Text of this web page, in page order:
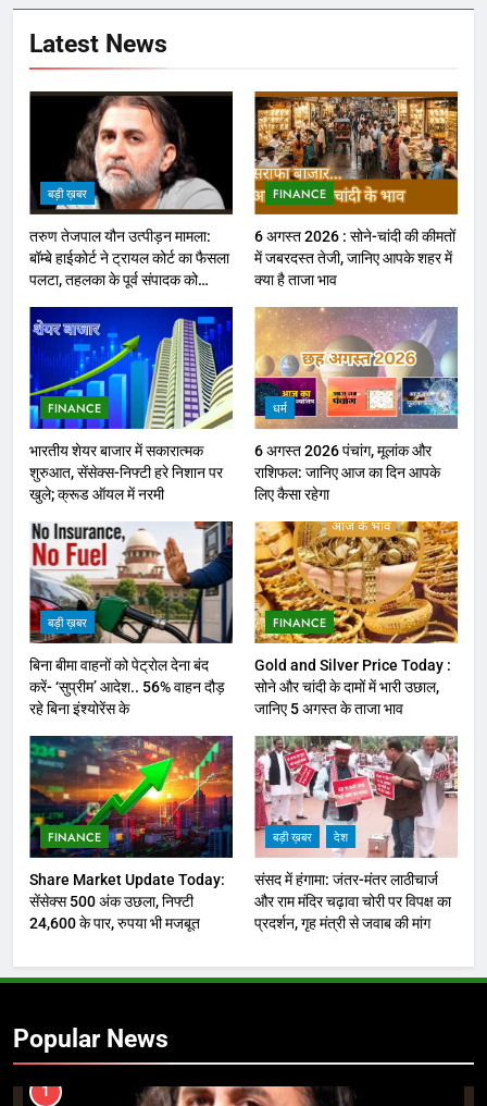
Latest News
बड़ी ख़बर
तरुण तेजपाल यौन उत्पीड़न मामला:
बॉम्बे हाईकोर्ट ने ट्रायल कोर्ट का फैसला
पलटा, तहलका के पूर्व संपादक को
FINANCE
6 अगस्त 2026 : सोने-चांदी की कीमतों
में जबरदस्त तेजी, जानिए आपके शहर में
क्या है ताजा भाव
FINANCE
भारतीय शेयर बाजार में सकारात्मक
शुरुआत, सेंसेक्स-निफ्टी हरे निशान पर
खुले; क्रूड ऑयल में नरमी
धर्म
6 अगस्त 2026 पंचांग, मूलांक और
राशिफल: जानिए आज का दिन आपके
लिए कैसा रहेगा
बड़ी ख़बर
बिना बीमा वाहनों को पेट्राेल देना बंद
करें- ‘सुप्रीम’ आदेश.. 56% वाहन दौड़
रहे बिना इंश्योरेंस के
FINANCE
Gold and Silver Price Today :
सोने और चांदी के दामों में भारी उछाल,
जानिए 5 अगस्त के ताजा भाव
FINANCE
Share Market Update Today:
सेंसेक्स 500 अंक उछला, निफ्टी
24,600 के पार, रुपया भी मजबूत
बड़ी ख़बर देश
संसद में हंगामा: जंतर-मंतर लाठीचार्ज
और राम मंदिर चढ़ावा चोरी पर विपक्ष का
प्रदर्शन, गृह मंत्री से जवाब की मांग
Popular News
1